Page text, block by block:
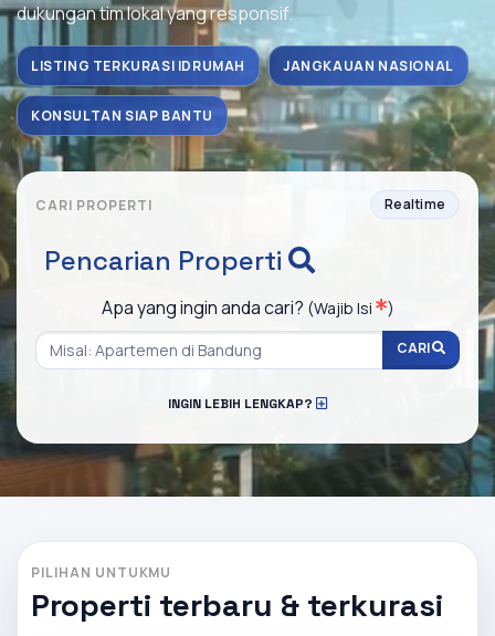
dukungan tim lokal yang responsif.
LISTING TERKURASI IDRUMAH JANGKAUAN NASIONAL
KONSULTAN SIAP BANTU
CARI PROPERTI Realtime
Pencarian Properti
Apa yang ingin anda cari? (Wajib Isi )
CARI
INGIN LEBIH LENGKAP?
PILIHAN UNTUKMU
Properti terbaru & terkurasi